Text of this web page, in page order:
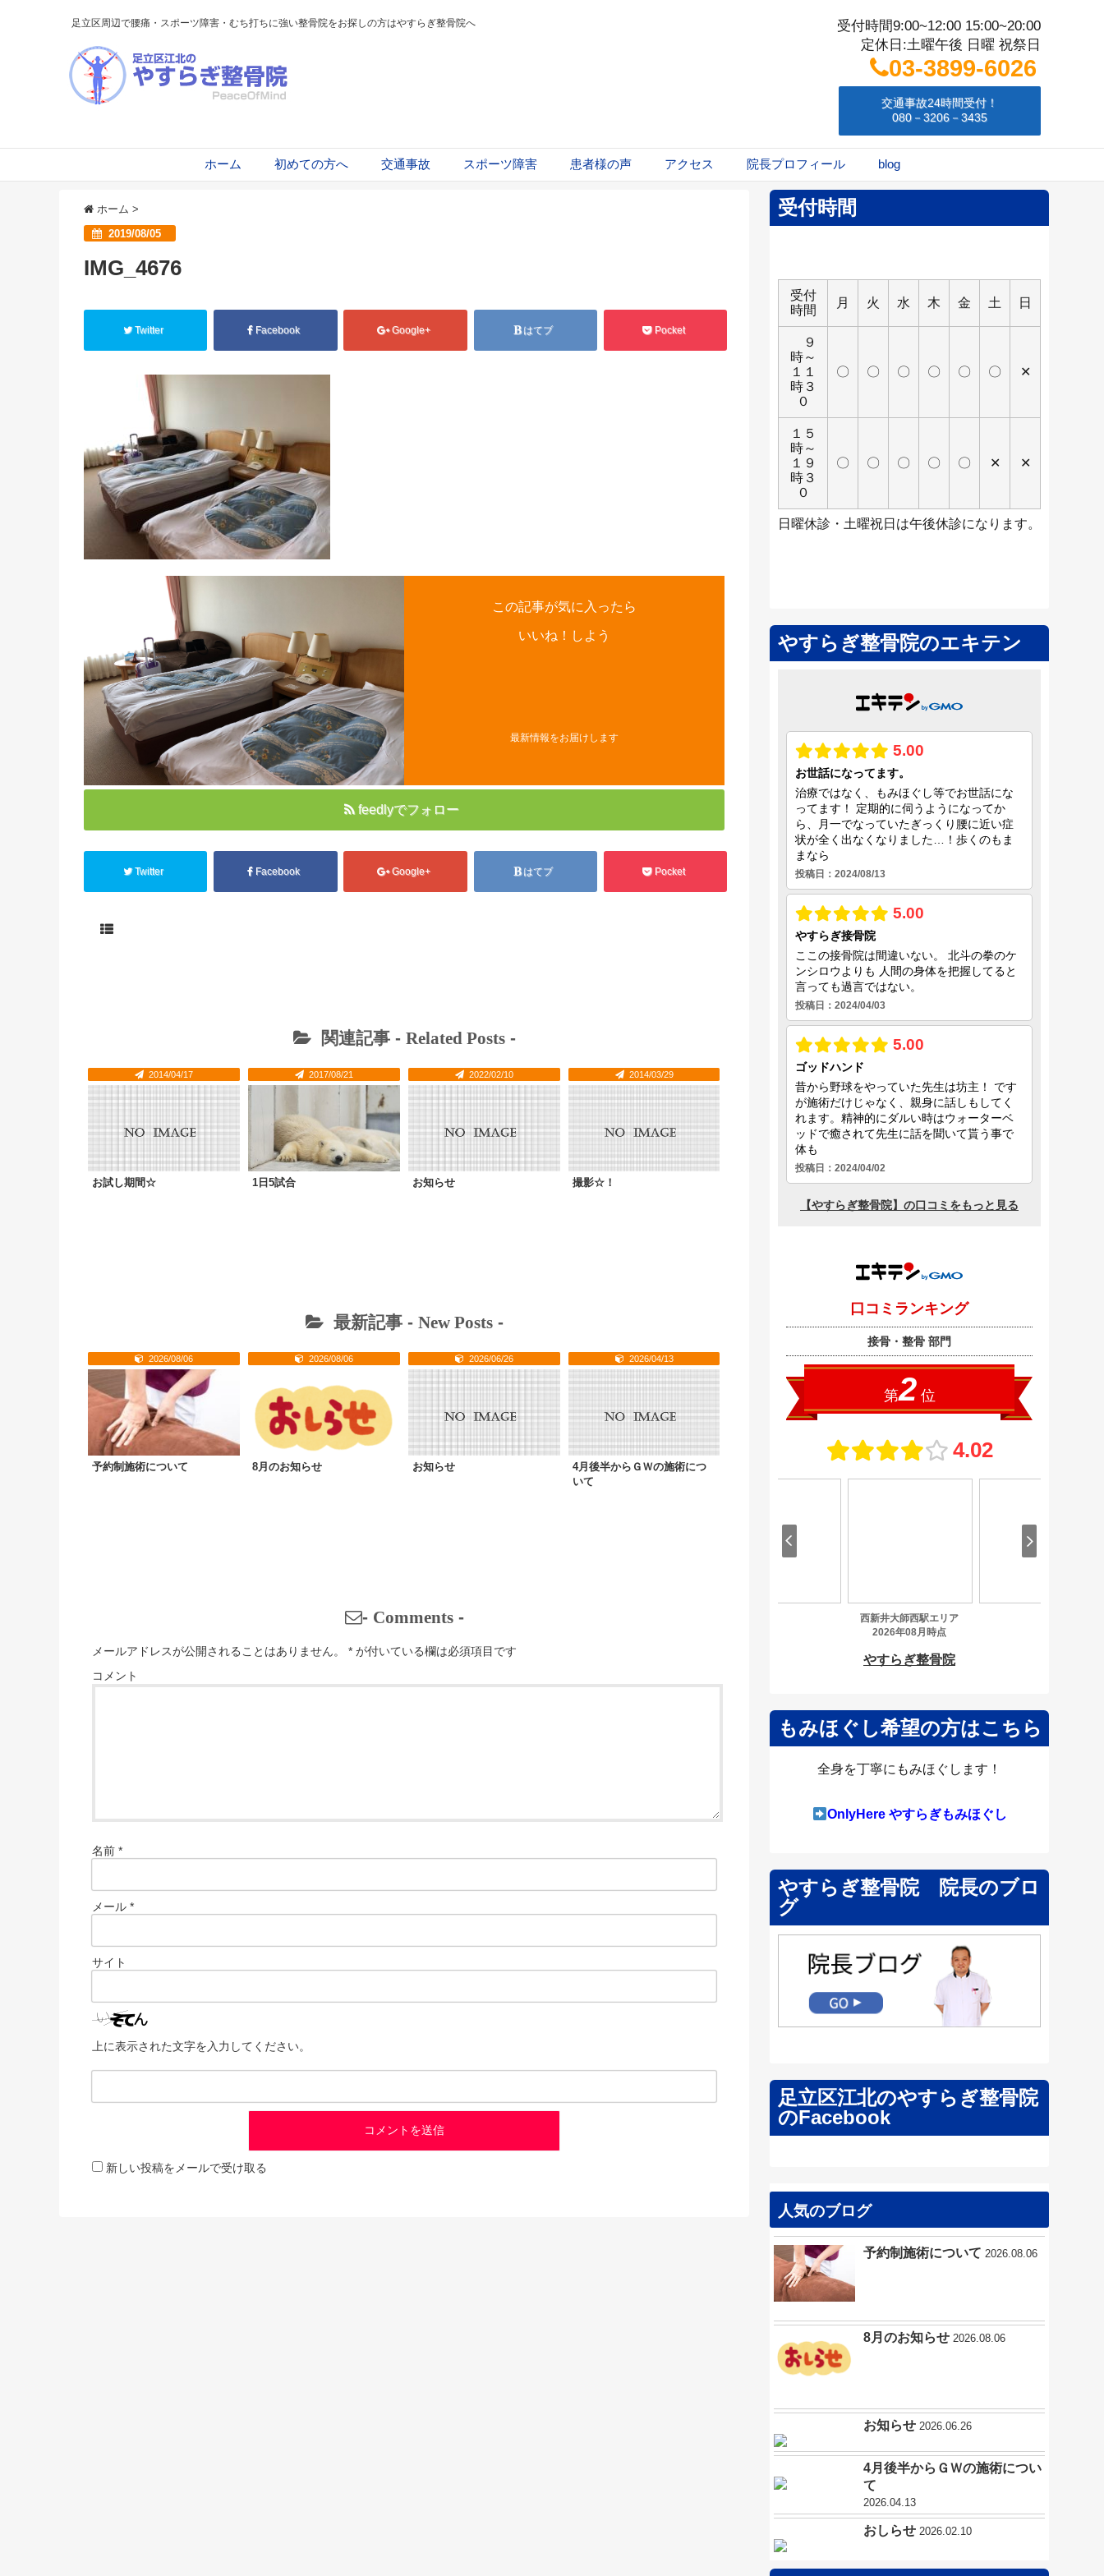
足立区周辺で腰痛・スポーツ障害・むち打ちに強い整骨院をお探しの方はやすらぎ整骨院へ
受付時間9:00~12:00 15:00~20:00
定休日:土曜午後 日曜 祝祭日
03-3899-6026
交通事故24時間受付！
080－3206－3435
ホーム 初めての方へ 交通事故 スポーツ障害 患者様の声 アクセス 院長プロフィール blog
ホーム >
2019/08/05
IMG_4676
Twitter Facebook Google+ はてブ Pocket
この記事が気に入ったら
いいね！しよう
最新情報をお届けします
feedlyでフォロー
Twitter Facebook Google+ はてブ Pocket
関連記事 - Related Posts-
2014/04/17
お試し期間☆
2017/08/21
1日5試合
2022/02/10
お知らせ
2014/03/29
撮影☆！
最新記事 - New Posts-
2026/08/06
予約制施術について
2026/08/06
8月のお知らせ
2026/06/26
お知らせ
2026/04/13
4月後半からＧＷの施術につ
いて
- Comments-
メールアドレスが公開されることはありません。 * が付いている欄は必須項目です
コメント
名前 *
メール *
サイト
上に表示された文字を入力してください。
新しい投稿をメールで受け取る
受付時間
受付
時間
月 火 水 木 金 土 日
９
時～
１１
時３
０
〇 〇 〇 〇 〇 〇 ✕
１５
時～
１９
時３
０
〇 〇 〇 〇 〇 ✕ ✕
日曜休診・土曜祝日は午後休診になります。
やすらぎ整骨院のエキテン
もみほぐし希望の方はこちら
全身を丁寧にもみほぐします！
OnlyHere やすらぎもみほぐし
やすらぎ整骨院 院長のブロ
グ
足立区江北のやすらぎ整骨院
のFacebook
人気のブログ
予約制施術について 2026.08.06
8月のお知らせ 2026.08.06
お知らせ 2026.06.26
4月後半からＧＷの施術につい
て
2026.04.13
おしらせ 2026.02.10